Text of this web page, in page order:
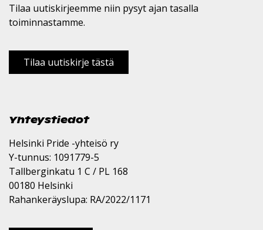
Tilaa uutiskirjeemme niin pysyt ajan tasalla
toiminnastamme.
Tilaa uutiskirje tästä
Yhteystiedot
Helsinki Pride -yhteisö ry
Y-tunnus: 1091779-5
Tallberginkatu 1 C / PL 168
00180 Helsinki
Rahankeräyslupa: RA/2022/1171